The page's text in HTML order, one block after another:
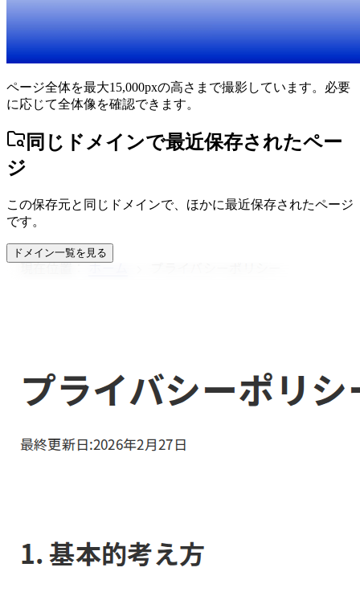
ページ全体を最大15,000pxの高さまで撮影しています。必要
に応じて全体像を確認できます。
同じドメインで最近保存されたペー
ジ
この保存元と同じドメインで、ほかに最近保存されたページ
です。
ドメイン一覧を見る